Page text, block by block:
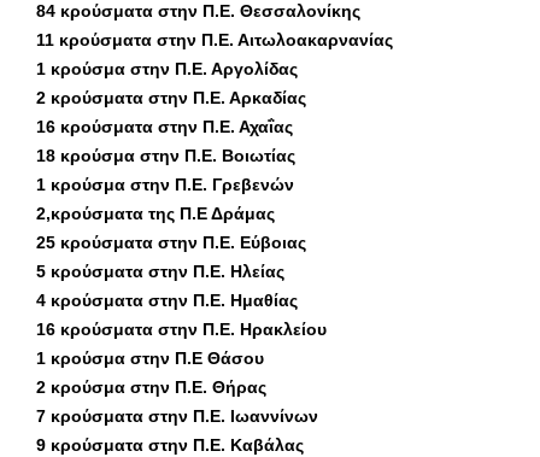
84 κρούσματα στην Π.Ε. Θεσσαλονίκης
11 κρούσματα στην Π.Ε. Αιτωλοακαρνανίας
1 κρούσμα στην Π.Ε. Αργολίδας
2 κρούσματα στην Π.Ε. Αρκαδίας
16 κρούσματα στην Π.Ε. Αχαΐας
18 κρούσμα στην Π.Ε. Βοιωτίας
1 κρούσμα στην Π.Ε. Γρεβενών
2,κρούσματα της Π.Ε Δράμας
25 κρούσματα στην Π.Ε. Εύβοιας
5 κρούσματα στην Π.Ε. Ηλείας
4 κρούσματα στην Π.Ε. Ημαθίας
16 κρούσματα στην Π.Ε. Ηρακλείου
1 κρούσμα στην Π.Ε Θάσου
2 κρούσμα στην Π.Ε. Θήρας
7 κρούσματα στην Π.Ε. Ιωαννίνων
9 κρούσματα στην Π.Ε. Καβάλας